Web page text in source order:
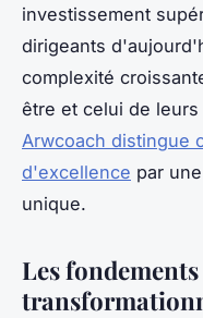
investissement
dirigeants
complexité
être et celui de leurs
Arwcoach distingue
d'excellence par
unique.
Les